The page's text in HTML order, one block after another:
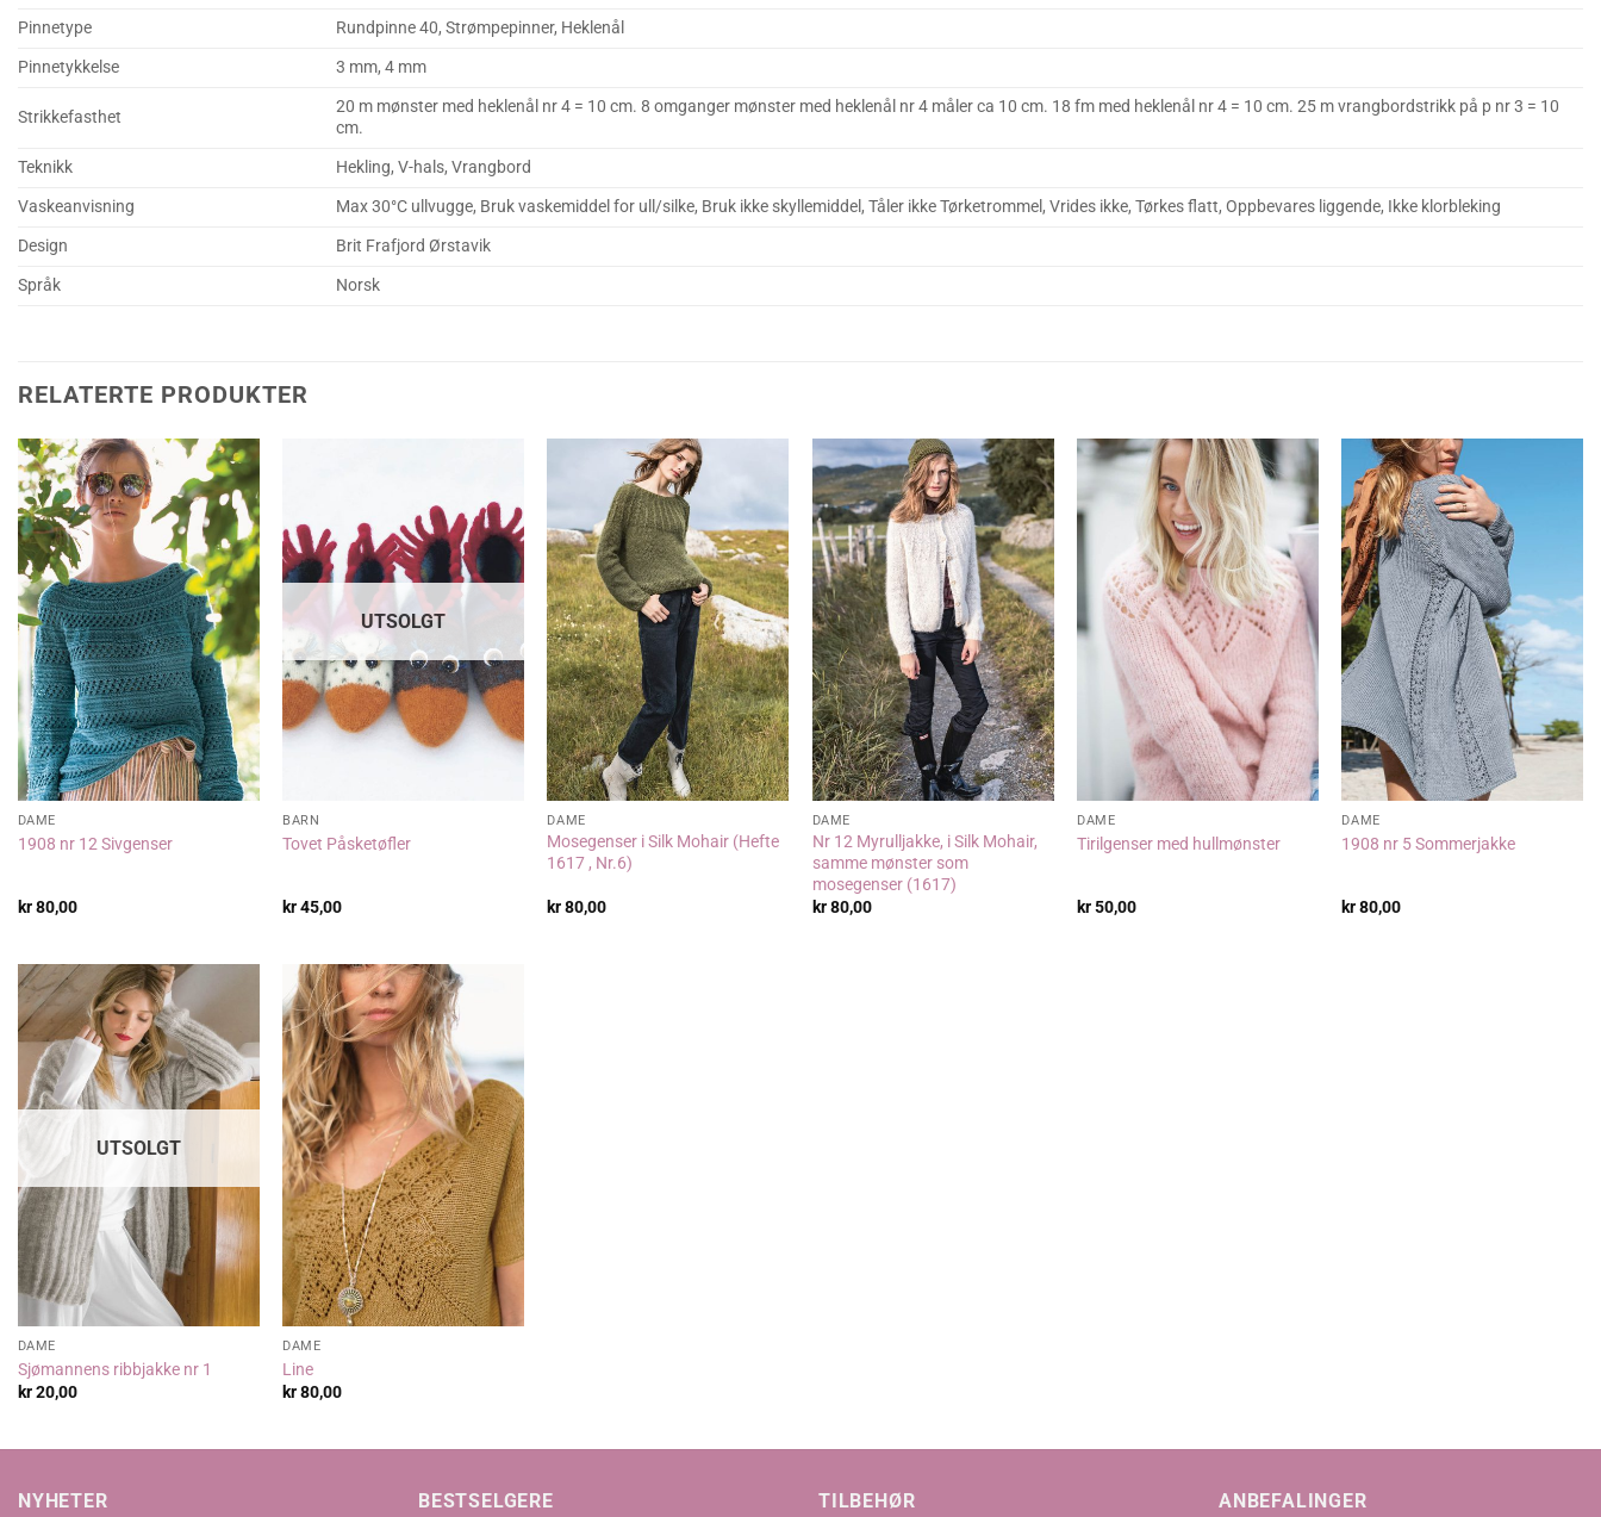
Pinnetype
Rundpinne 40, Strømpepinner, Heklenål
Pinnetykkelse
3 mm, 4 mm
Strikkefasthet
20 m mønster med heklenål nr 4 = 10 cm. 8 omganger mønster med heklenål nr 4 måler ca 10 cm. 18 fm med heklenål nr 4 = 10 cm. 25 m vrangbordstrikk på p nr 3 = 10
cm.
Teknikk
Hekling, V-hals, Vrangbord
Vaskeanvisning
Max 30°C ullvugge, Bruk vaskemiddel for ull/silke, Bruk ikke skyllemiddel, Tåler ikke Tørketrommel, Vrides ikke, Tørkes flatt, Oppbevares liggende, Ikke klorbleking
Design
Brit Frafjord Ørstavik
Språk
Norsk
RELATERTE PRODUKTER
DAME
1908 nr 12 Sivgenser
kr80,00
UTSOLGT
BARN
Tovet Påsketøfler
kr45,00
DAME
Mosegenser i Silk Mohair (Hefte
1617 , Nr.6)
kr80,00
DAME
Nr 12 Myrulljakke, i Silk Mohair,
samme mønster som
mosegenser (1617)
kr80,00
DAME
Tirilgenser med hullmønster
kr50,00
DAME
1908 nr 5 Sommerjakke
kr80,00
UTSOLGT
DAME
Sjømannens ribbjakke nr 1
kr20,00
DAME
Line
kr80,00
NYHETER BESTSELGERE TILBEHØR ANBEFALINGER